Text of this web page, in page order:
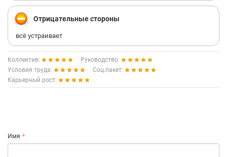
Отрицательные стороны
всё устраивает
Коллектив:
Руководство:
Условия труда:
Соц.пакет:
Карьерный рост:
Имя